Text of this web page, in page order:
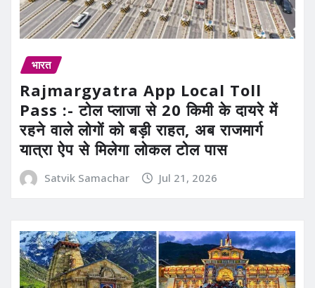
भारत
Rajmargyatra App Local Toll
Pass :- टोल प्लाजा से 20 किमी के दायरे में
रहने वाले लोगों को बड़ी राहत, अब राजमार्ग
यात्रा ऐप से मिलेगा लोकल टोल पास
Satvik Samachar Jul 21, 2026